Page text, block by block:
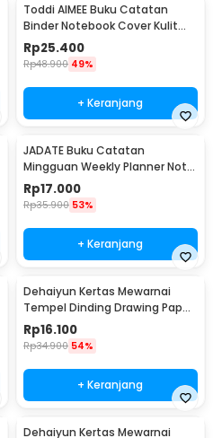
Toddi AIMEE Buku Catatan
Binder Notebook Cover Kulit
Vintage Maple A5 - ZB-16
Rp25.400
Rp48.900 49%
+ Keranjang
JADATE Buku Catatan
Mingguan Weekly Planner Note
52 Sheets - Q046
Rp17.000
Rp35.900 53%
+ Keranjang
Dehaiyun Kertas Mewarnai
Tempel Dinding Drawing Paper
Roll 3M Vehicles - HB30
Rp16.100
Rp34.900 54%
+ Keranjang
Dehaiyun Kertas Mewarnai